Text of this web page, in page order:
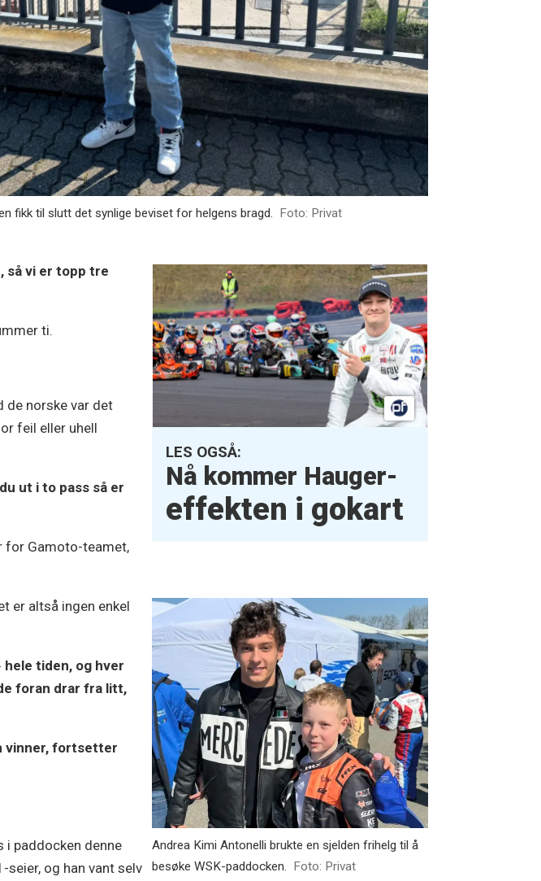
fikk til slutt det synlige beviset for helgens bragd. Foto: Privat
LES OGSÅ:
Nå kommer Hauger-
effekten i gokart
så vi er topp tre
ti.
de norske var det
feil eller uhell
ut i to pass så er
for Gamoto-teamet,
Andrea Kimi Antonelli brukte en sjelden frihelg til å
besøke WSK-paddocken. Foto: Privat
er altså ingen enkel
tiden, og hver
foran drar fra litt,
vinner, fortsetter
paddocken denne
seier, og han vant selv